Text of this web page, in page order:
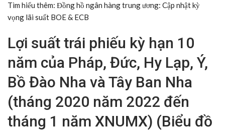
Tìm hiểu thêm: Đồng hồ ngân hàng trung ương: Cập nhật kỳ
vọng lãi suất BOE & ECB
Lợi suất trái phiếu kỳ hạn 10
năm của Pháp, Đức, Hy Lạp, Ý,
Bồ Đào Nha và Tây Ban Nha
(tháng 2020 năm 2022 đến
tháng 1 năm XNUMX) (Biểu đồ